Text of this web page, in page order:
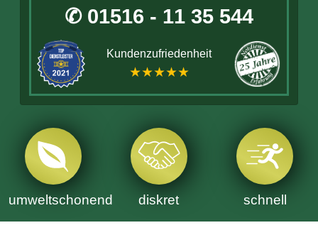
✆ 01516 - 11 35 544
Kundenzufriedenheit
★★★★★
umweltschonend diskret schnell